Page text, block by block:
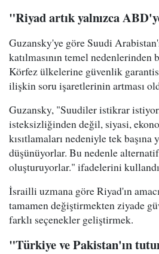
"Riyad artık yalnızca
Guzansky'ye göre Suudi
katılmasının temel
Körfez ülkelerine güvenlik
ilişkin soru işaretlerinin artması
Guzansky, "Suudiler istikrar
isteksizliğinden değil, siyasi,
kısıtlamaları nedeniyle tek başına
düşünüyorlar. Bu nedenle
oluşturuyorlar." ifadelerini
İsrailli uzmana göre Riyad'ın
tamamen değiştirmekten ziyade
farklı seçenekler geliştirmek.
"Türkiye ve Pakistan'ın